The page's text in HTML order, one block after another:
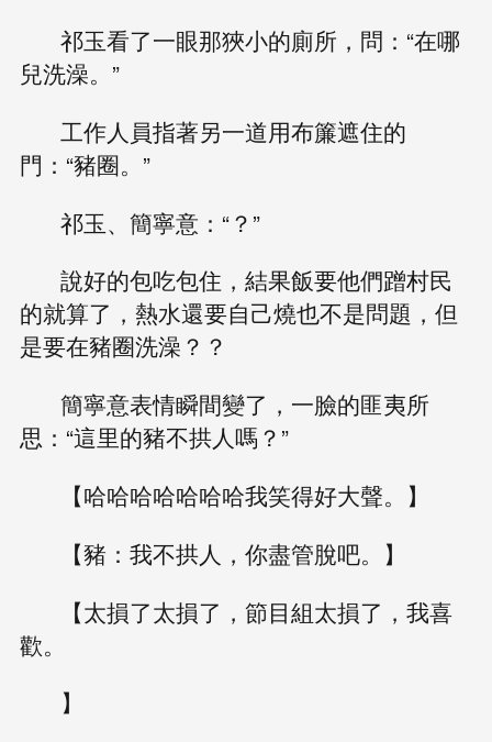
祁玉看了一眼那狹小的廁所，問：“在哪
兒洗澡。”
工作人員指著另一道用布簾遮住的
門：“豬圈。”
祁玉、簡寧意：“？”
說好的包吃包住，結果飯要他們蹭村民
的就算了，熱水還要自己燒也不是問題，但
是要在豬圈洗澡？？
簡寧意表情瞬間變了，一臉的匪夷所
思：“這里的豬不拱人嗎？”
【哈哈哈哈哈哈哈我笑得好大聲。】
【豬：我不拱人，你盡管脫吧。】
【太損了太損了，節目組太損了，我喜
歡。
】